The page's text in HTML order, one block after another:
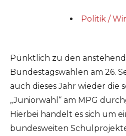
Politik /
Pünktlich zu den
Bundestagswahlen am 26.
auch dieses Jahr wieder die
„Juniorwahl“ am MPG
Hierbei handelt es sich um
bundesweiten